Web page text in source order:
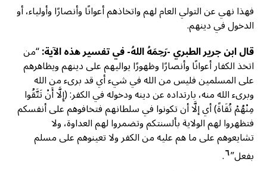
فهذا نهي عن التولي العام لهم واتخاذهم أعوانًا وأنصارًا وأولياء، أو
الدخول في دينهم.
قال ابن جرير الطبري -رَحِمَهُ اللهُ- في تفسير هذه الآية:“من
اتخذ الكفار أعوانًا وأنصارًا وظهورًا يواليهم على دينهم ويظاهرهم
على المسلمين فليس من الله في شيء أي قد برىء من الله
وبرىء الله منه، بارتداده عن دينه ودخوله في الكفر: (إِلَّا أَنْ تَتَّقُوا
مِنْهُمْ تُقَاةً) أي إلَّا أن تكونوا في سلطانهم فتخافوهم على أنفسكم
فتظهروا لهم الولاية بألسنتكم وتضمروا لهم العداوة، ولا
تشايعوهم على ما هم عليه من الكفر ولا تعينوهم على مسلم
بفعل”٦.